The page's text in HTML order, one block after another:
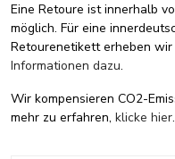
Eine Retoure ist innerhalb
möglich. Für eine
Retourenetikett erheben wir
Informationen dazu.
Wir kompensieren CO2-
mehr zu erfahren, klicke hier.